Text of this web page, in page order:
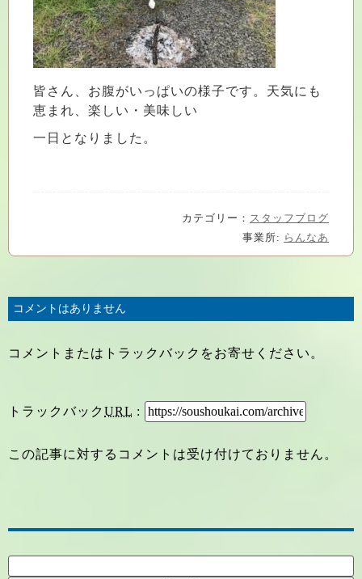
皆さん、お腹がいっぱいの様子です。天気にも
恵まれ、楽しい・美味しい
一日となりました。
カテゴリー： スタッフブログ
事業所: らんなあ
コメントはありません
コメントまたはトラックバックをお寄せください。
トラックバックURL :
この記事に対するコメントは受け付けておりません。